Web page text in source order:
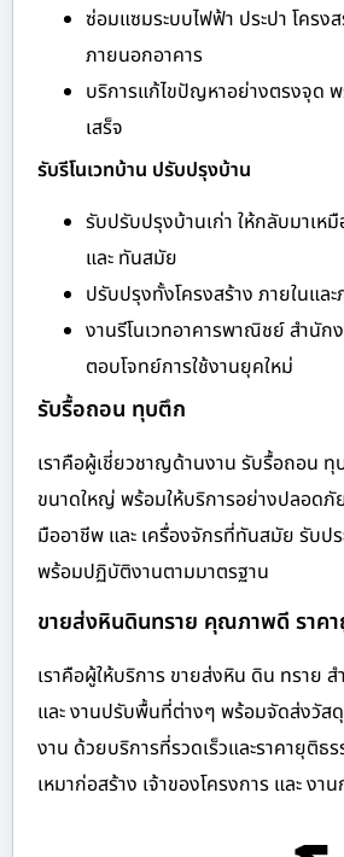
ซ่อมแซมระบบไฟฟ้า ประปา โครง
ภายนอกอาคาร
บริการแก้ไขปัญหาอย่างตรงจุด
เสร็จ
รับรีโนเวทบ้าน ปรับปรุงบ้าน
รับปรับปรุงบ้านเก่า ให้กลับมาเห
และ ทันสมัย
ปรับปรุงทั้งโครงสร้าง ภายในแล
งานรีโนเวทอาคารพาณิชย์ สำนักง
ตอบโจทย์การใช้งานยุคใหม่
รับรื้อถอน ทุบตึก
เราคือผู้เชี่ยวชาญด้านงาน รับรื้อถอน
ขนาดใหญ่ พร้อมให้บริการอย่างปลอดภั
มืออาชีพ และ เครื่องจักรที่ทันสมัย รับ
พร้อมปฏิบัติงานตามมาตรฐาน
ขายส่งหินดินทราย คุณภาพดี ราค
เราคือผู้ให้บริการ ขายส่งหิน ดิน ทราย
และ งานปรับพื้นที่ต่างๆ พร้อมจัดส่งวั
งาน ด้วยบริการที่รวดเร็วและราคายุติธ
เหมาก่อสร้าง เจ้าของโครงการ และ งา